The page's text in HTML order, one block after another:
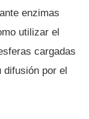
enzimas
utilizar el
cargadas
difusión por el